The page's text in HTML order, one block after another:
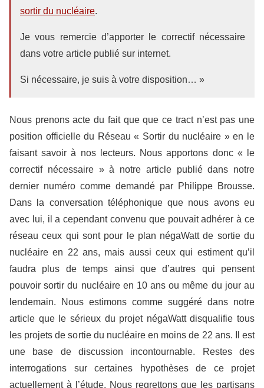
sortir du nucléaire.
Je vous remercie d’apporter le correctif nécessaire
dans votre article publié sur internet.
Si nécessaire, je suis à votre disposition… »
Nous prenons acte du fait que que ce tract n’est pas une
position officielle du Réseau « Sortir du nucléaire » en le
faisant savoir à nos lecteurs. Nous apportons donc « le
correctif nécessaire » à notre article publié dans notre
dernier numéro comme demandé par Philippe Brousse.
Dans la conversation téléphonique que nous avons eu
avec lui, il a cependant convenu que pouvait adhérer à ce
réseau ceux qui sont pour le plan négaWatt de sortie du
nucléaire en 22 ans, mais aussi ceux qui estiment qu’il
faudra plus de temps ainsi que d’autres qui pensent
pouvoir sortir du nucléaire en 10 ans ou même du jour au
lendemain. Nous estimons comme suggéré dans notre
article que le sérieux du projet négaWatt disqualifie tous
les projets de sortie du nucléaire en moins de 22 ans. Il est
une base de discussion incontournable. Restes des
interrogations sur certaines hypothèses de ce projet
actuellement à l’étude. Nous regrettons que les partisans